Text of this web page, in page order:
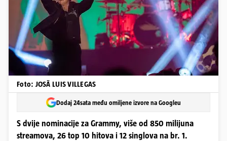
Foto: JOSÃ LUIS VILLEGAS
Dodaj 24sata među omiljene izvore na Googleu
S dvije nominacije za Grammy, više od 850 milijuna
streamova, 26 top 10 hitova i 12 singlova na br. 1.